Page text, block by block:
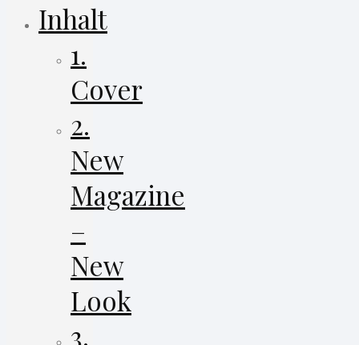
Inhalt
1.
Cover
2.
New
Magazine
–
New
Look
3.